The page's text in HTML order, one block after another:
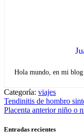
Hola mundo, en mi blog
Categoría: viajes
Navegación
de
entradas
Entrada
anterior:
Tendinitis de hombro
Entrada
Placenta anterior niño o
Entradas recientes